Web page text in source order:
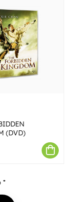
(DVD)
*